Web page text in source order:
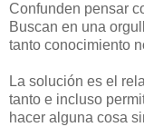
Confunden pensar
Buscan en una
tanto conocimiento
La solución es el
tanto e incluso
hacer alguna cosa